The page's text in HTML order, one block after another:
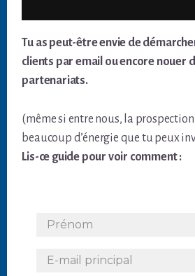
Tu as peut-être envie de
clients par email ou encore nouer
partenariats.
(même si entre nous, la prospection
beaucoup d’énergie que tu peux
Lis-ce guide pour voir comment :